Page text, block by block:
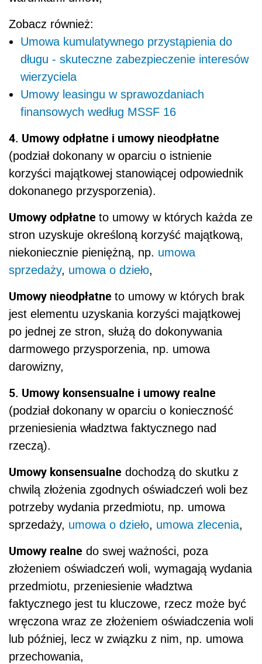
Zobacz również:
Umowa kumulatywnego przystąpienia do
długu - skuteczne zabezpieczenie interesów
wierzyciela
Umowy leasingu w sprawozdaniach
finansowych według MSSF 16
4. Umowy odpłatne i umowy nieodpłatne
(podział dokonany w oparciu o istnienie
korzyści majątkowej stanowiącej odpowiednik
dokonanego przysporzenia).
Umowy odpłatne to umowy w których każda ze
stron uzyskuje określoną korzyść majątkową,
niekoniecznie pieniężną, np. umowa
sprzedaży, umowa o dzieło,
Umowy nieodpłatne to umowy w których brak
jest elementu uzyskania korzyści majątkowej
po jednej ze stron, służą do dokonywania
darmowego przysporzenia, np. umowa
darowizny,
5. Umowy konsensualne i umowy realne
(podział dokonany w oparciu o konieczność
przeniesienia władztwa faktycznego nad
rzeczą).
Umowy konsensualne dochodzą do skutku z
chwilą złożenia zgodnych oświadczeń woli bez
potrzeby wydania przedmiotu, np. umowa
sprzedaży, umowa o dzieło, umowa zlecenia,
Umowy realne do swej ważności, poza
złożeniem oświadczeń woli, wymagają wydania
przedmiotu, przeniesienie władztwa
faktycznego jest tu kluczowe, rzecz może być
wręczona wraz ze złożeniem oświadczenia woli
lub później, lecz w związku z nim, np. umowa
przechowania,